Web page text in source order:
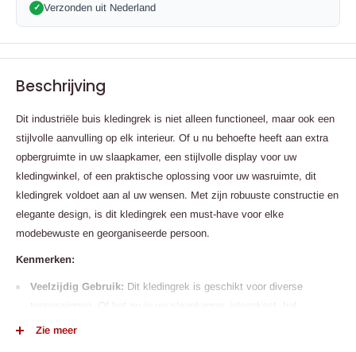
✓ Verzonden uit Nederland
Beschrijving
Dit industriële buis kledingrek is niet alleen functioneel, maar ook een
stijlvolle aanvulling op elk interieur. Of u nu behoefte heeft aan extra
opbergruimte in uw slaapkamer, een stijlvolle display voor uw
kledingwinkel, of een praktische oplossing voor uw wasruimte, dit
kledingrek voldoet aan al uw wensen. Met zijn robuuste constructie en
elegante design, is dit kledingrek een must-have voor elke
modebewuste en georganiseerde persoon.
Kenmerken:
Veelzijdig Gebruik: Dit kledingrek is geschikt voor diverse
wasruimte of zelfs in een kledingwinkel is, dit rek biedt een
Zie meer